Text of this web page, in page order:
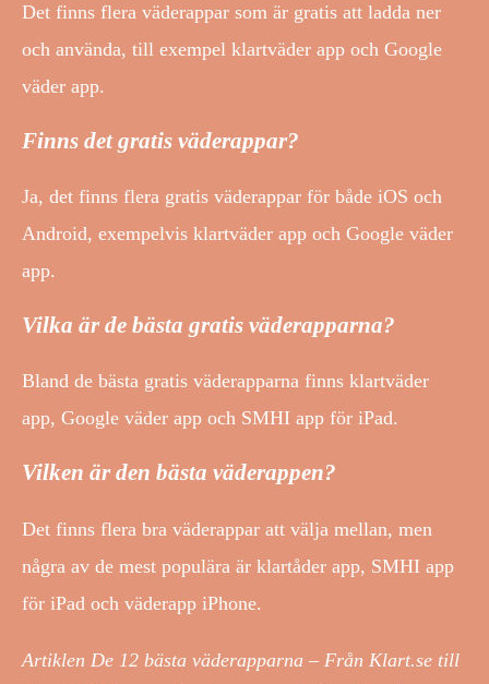
Det finns flera väderappar som är gratis att ladda ner
och använda, till exempel klartväder app och Google
väder app.
Finns det gratis väderappar?
Ja, det finns flera gratis väderappar för både iOS och
Android, exempelvis klartväder app och Google väder
app.
Vilka är de bästa gratis väderapparna?
Bland de bästa gratis väderapparna finns klartväder
app, Google väder app och SMHI app för iPad.
Vilken är den bästa väderappen?
Det finns flera bra väderappar att välja mellan, men
några av de mest populära är klartåder app, SMHI app
för iPad och väderapp iPhone.
Artiklen De 12 bästa väderapparna – Från Klart.se till